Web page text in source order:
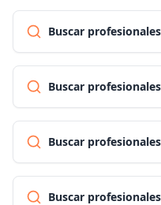
Buscar
Buscar
Buscar
Buscar